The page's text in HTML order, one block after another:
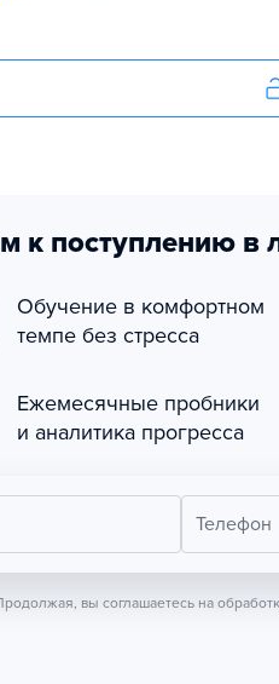
к поступлению в
Обучение в комфортном
темпе без стресса
Ежемесячные пробники
и аналитика прогресса
Телефон
вы соглашаетесь на